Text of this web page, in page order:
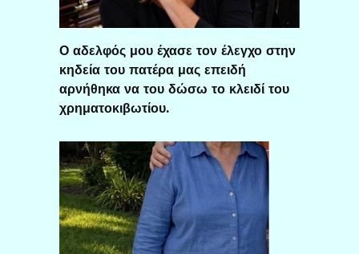
Ο αδελφός μου έχασε τον έλεγχο στην
κηδεία του πατέρα μας επειδή
αρνήθηκα να του δώσω το κλειδί του
χρηματοκιβωτίου.